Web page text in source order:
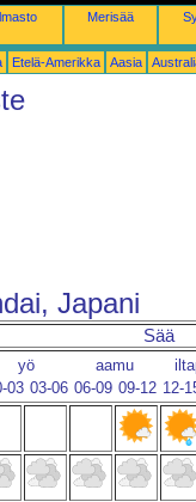
Merisää
Etelä-Amerikka Aasia
Japani
Sää
yö aamu
03 03-06 06-09 09-12 12-